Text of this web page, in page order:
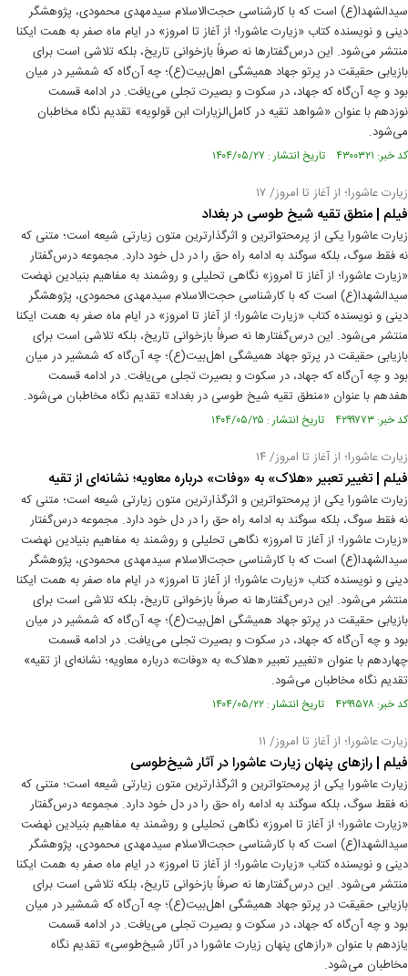
سیدالشهدا(ع) است که با کارشناسی حجت‌الاسلام سیدمهدی محمودی، پژوهشگر
دینی و نویسنده کتاب «زیارت عاشورا؛ از آغاز تا امروز» در ایام ماه صفر به همت ایکنا
منتشر می‌شود. این درس‌گفتارها نه صرفاً بازخوانی تاریخ، بلکه تلاشی‌ است برای
بازیابی حقیقت در پرتو جهاد همیشگی اهل‌بیت(ع)؛ چه آن‌گاه که شمشیر در میان
بود و چه آن‌گاه که جهاد، در سکوت و بصیرت تجلی می‌یافت. در ادامه قسمت
نوزدهم با عنوان «شواهد تقیه در کامل‌الزیارات ابن قولویه» تقدیم نگاه مخاطبان
می‌شود.
کد خبر: ۴۳۰۰۳۲۱ تاریخ انتشار : ۱۴۰۴/۰۵/۲۷
زیارت عاشورا؛ از آغاز تا امروز/ ۱۷
فیلم | منطق تقیه شیخ‌ طوسی در بغداد
زیارت عاشورا یکی از پرمحتواترین و اثرگذارترین متون زیارتی شیعه است؛ متنی که
نه فقط سوگ، بلکه سوگند به ادامه راه حق را در دل خود دارد. مجموعه درس‌گفتار
«زیارت عاشورا؛ از آغاز تا امروز» نگاهی تحلیلی و روشمند به مفاهیم بنیادین نهضت
سیدالشهدا(ع) است که با کارشناسی حجت‌الاسلام سیدمهدی محمودی، پژوهشگر
دینی و نویسنده کتاب «زیارت عاشورا؛ از آغاز تا امروز» در ایام ماه صفر به همت ایکنا
منتشر می‌شود. این درس‌گفتارها نه صرفاً بازخوانی تاریخ، بلکه تلاشی‌ است برای
بازیابی حقیقت در پرتو جهاد همیشگی اهل‌بیت(ع)؛ چه آن‌گاه که شمشیر در میان
بود و چه آن‌گاه که جهاد، در سکوت و بصیرت تجلی می‌یافت. در ادامه قسمت
هفدهم با عنوان «منطق تقیه شیخ‌ طوسی در بغداد» تقدیم نگاه مخاطبان می‌شود.
کد خبر: ۴۲۹۹۷۷۳ تاریخ انتشار : ۱۴۰۴/۰۵/۲۵
زیارت عاشورا؛ از آغاز تا امروز/ ۱۴
فیلم | تغییر تعبیر «هلاک» به «وفات» درباره معاویه؛ نشانه‌ای از تقیه
زیارت عاشورا یکی از پرمحتواترین و اثرگذارترین متون زیارتی شیعه است؛ متنی که
نه فقط سوگ، بلکه سوگند به ادامه راه حق را در دل خود دارد. مجموعه درس‌گفتار
«زیارت عاشورا؛ از آغاز تا امروز» نگاهی تحلیلی و روشمند به مفاهیم بنیادین نهضت
سیدالشهدا(ع) است که با کارشناسی حجت‌الاسلام سیدمهدی محمودی، پژوهشگر
دینی و نویسنده کتاب «زیارت عاشورا؛ از آغاز تا امروز» در ایام ماه صفر به همت ایکنا
منتشر می‌شود. این درس‌گفتارها نه صرفاً بازخوانی تاریخ، بلکه تلاشی‌ است برای
بازیابی حقیقت در پرتو جهاد همیشگی اهل‌بیت(ع)؛ چه آن‌گاه که شمشیر در میان
بود و چه آن‌گاه که جهاد، در سکوت و بصیرت تجلی می‌یافت. در ادامه قسمت
چهاردهم با عنوان «تغییر تعبیر «هلاک» به «وفات» درباره معاویه؛ نشانه‌ای از تقیه»
تقدیم نگاه مخاطبان می‌شود.
کد خبر: ۴۲۹۹۵۷۸ تاریخ انتشار : ۱۴۰۴/۰۵/۲۲
زیارت عاشورا؛ از آغاز تا امروز/ ۱۱
فیلم | رازهای پنهان زیارت عاشورا در آثار شیخ‌طوسی
زیارت عاشورا یکی از پرمحتواترین و اثرگذارترین متون زیارتی شیعه است؛ متنی که
نه فقط سوگ، بلکه سوگند به ادامه راه حق را در دل خود دارد. مجموعه درس‌گفتار
«زیارت عاشورا؛ از آغاز تا امروز» نگاهی تحلیلی و روشمند به مفاهیم بنیادین نهضت
سیدالشهدا(ع) است که با کارشناسی حجت‌الاسلام سیدمهدی محمودی، پژوهشگر
دینی و نویسنده کتاب «زیارت عاشورا؛ از آغاز تا امروز» در ایام ماه صفر به همت ایکنا
منتشر می‌شود. این درس‌گفتارها نه صرفاً بازخوانی تاریخ، بلکه تلاشی‌ است برای
بازیابی حقیقت در پرتو جهاد همیشگی اهل‌بیت(ع)؛ چه آن‌گاه که شمشیر در میان
بود و چه آن‌گاه که جهاد، در سکوت و بصیرت تجلی می‌یافت. در ادامه قسمت
یازدهم با عنوان «رازهای پنهان زیارت عاشورا در آثار شیخ‌طوسی» تقدیم نگاه
مخاطبان می‌شود.